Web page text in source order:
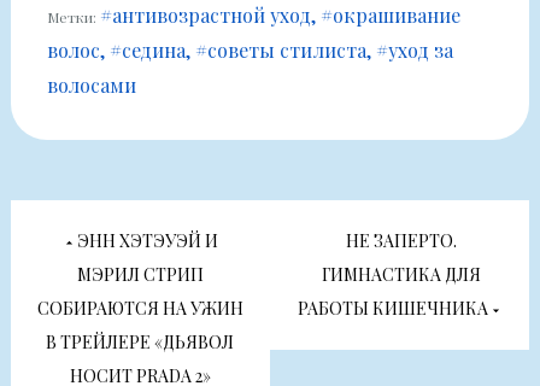
Метки: #антивозрастной уход #окрашивание
волос #седина #советы стилиста #уход за
волосами
Навигация
по
записям
ЭНН ХЭТЭУЭЙ И
МЭРИЛ СТРИП
СОБИРАЮТСЯ НА УЖИН
В ТРЕЙЛЕРЕ «ДЬЯВОЛ
НОСИТ PRADA 2»
НЕ ЗАПЕРТО.
ГИМНАСТИКА ДЛЯ
РАБОТЫ КИШЕЧНИКА